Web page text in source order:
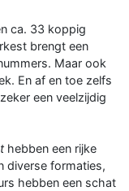
ca. 33 koppig
brengt een
Maar ook
En af en toe zelfs
een veelzijdig
hebben een rijke
diverse formaties,
hebben een schat